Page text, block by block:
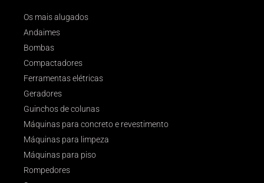
Os mais alugados
Andaimes
Bombas
Compactadores
Ferramentas elétricas
Geradores
Guinchos de colunas
Máquinas para concreto e revestimento
Máquinas para limpeza
Máquinas para piso
Rompedores